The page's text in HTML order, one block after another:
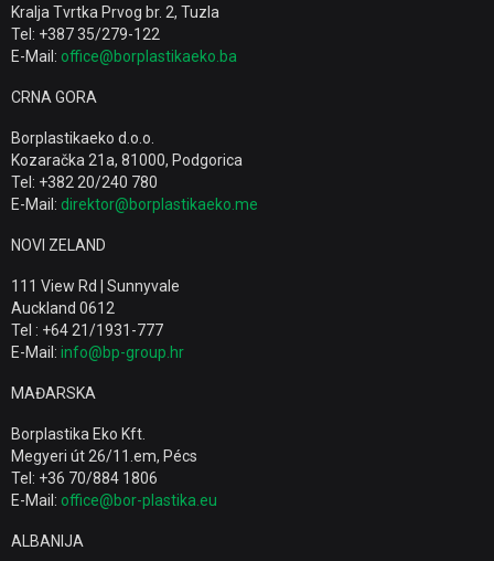
Kralja Tvrtka Prvog br. 2, Tuzla
Tel: +387 35/279-122
E-Mail: office@borplastikaeko.ba
CRNA GORA
Borplastikaeko d.o.o.
Kozaračka 21a, 81000, Podgorica
Tel: +382 20/240 780
E-Mail: direktor@borplastikaeko.me
NOVI ZELAND
111 View Rd | Sunnyvale
Auckland 0612
Tel : +64 21/1931-777
E-Mail: info@bp-group.hr
MAĐARSKA
Borplastika Eko Kft.
Megyeri út 26/11.em, Pécs
Tel: +36 70/884 1806
E-Mail: office@bor-plastika.eu
ALBANIJA